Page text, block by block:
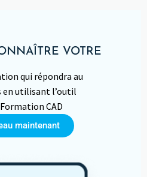
VOTRE
qui répondra au
en utilisant l’outil
CAD
maintenant